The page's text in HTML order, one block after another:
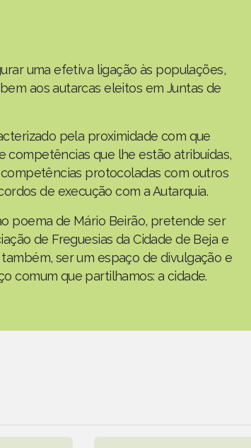
uma efetiva ligação às populações,
aos autarcas eleitos em Juntas de
pela proximidade com que
competências que lhe estão atribuídas,
protocoladas com outros
de execução com a Autarquia.
poema de Mário Beirão, pretende ser
de Freguesias da Cidade de Beja e
ser um espaço de divulgação e
comum que partilhamos: a cidade.